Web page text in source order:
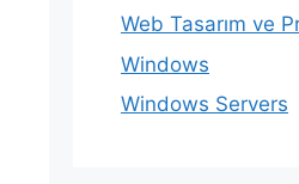
Web Tasarım ve
Windows
Windows Servers